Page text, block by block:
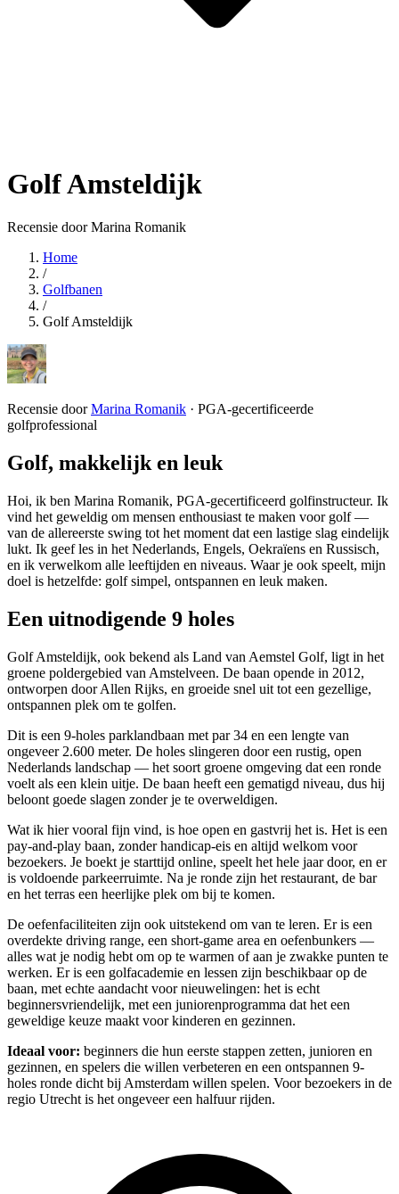
Golf Amsteldijk
Recensie door Marina Romanik
Home
/
Golfbanen
/
Golf Amsteldijk
Recensie doorMarina Romanik · PGA-gecertificeerde
golfprofessional
Golf, makkelijk en leuk
Hoi, ik ben Marina Romanik, PGA-gecertificeerd golfinstructeur. Ik
vind het geweldig om mensen enthousiast te maken voor golf —
van de allereerste swing tot het moment dat een lastige slag eindelijk
lukt. Ik geef les in het Nederlands, Engels, Oekraïens en Russisch,
en ik verwelkom alle leeftijden en niveaus. Waar je ook speelt, mijn
doel is hetzelfde: golf simpel, ontspannen en leuk maken.
Een uitnodigende 9 holes
Golf Amsteldijk, ook bekend als Land van Aemstel Golf, ligt in het
groene poldergebied van Amstelveen. De baan opende in 2012,
ontworpen door Allen Rijks, en groeide snel uit tot een gezellige,
ontspannen plek om te golfen.
Dit is een 9-holes parklandbaan met par 34 en een lengte van
ongeveer 2.600 meter. De holes slingeren door een rustig, open
Nederlands landschap — het soort groene omgeving dat een ronde
voelt als een klein uitje. De baan heeft een gematigd niveau, dus hij
beloont goede slagen zonder je te overweldigen.
Wat ik hier vooral fijn vind, is hoe open en gastvrij het is. Het is een
pay-and-play baan, zonder handicap-eis en altijd welkom voor
bezoekers. Je boekt je starttijd online, speelt het hele jaar door, en er
is voldoende parkeerruimte. Na je ronde zijn het restaurant, de bar
en het terras een heerlijke plek om bij te komen.
De oefenfaciliteiten zijn ook uitstekend om van te leren. Er is een
overdekte driving range, een short-game area en oefenbunkers —
alles wat je nodig hebt om op te warmen of aan je zwakke punten te
werken. Er is een golfacademie en lessen zijn beschikbaar op de
baan, met echte aandacht voor nieuwelingen: het is echt
beginnersvriendelijk, met een juniorenprogramma dat het een
geweldige keuze maakt voor kinderen en gezinnen.
Ideaal voor: beginners die hun eerste stappen zetten, junioren en
gezinnen, en spelers die willen verbeteren en een ontspannen 9-
holes ronde dicht bij Amsterdam willen spelen. Voor bezoekers in de
regio Utrecht is het ongeveer een halfuur rijden.